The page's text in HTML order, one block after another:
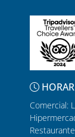
Comercial: